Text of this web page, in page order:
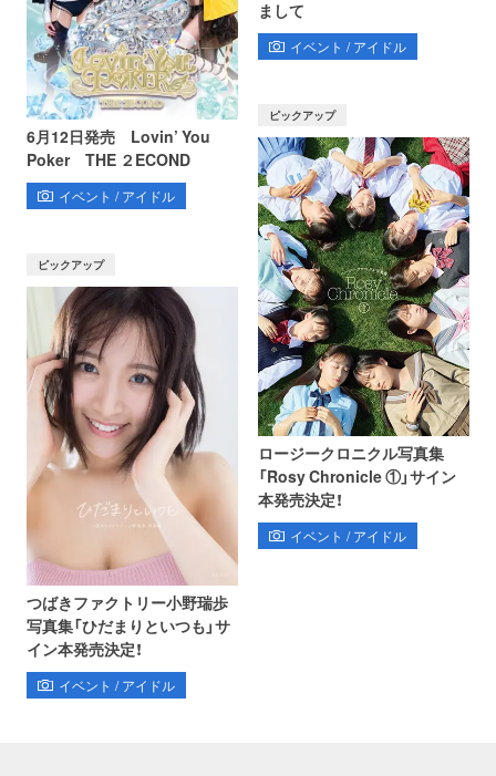
6月12日発売 Lovin’ You
Poker THE ２ECOND
イベント / アイドル
まして
イベント / アイドル
ピックアップ
つばきファクトリー小野瑞歩
写真集「ひだまりといつも」サ
イン本発売決定！
イベント / アイドル
ピックアップ
ロージークロニクル写真集
「Rosy Chronicle ①」サイン
本発売決定！
イベント / アイドル